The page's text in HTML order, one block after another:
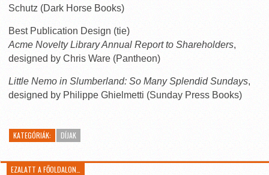
Schutz (Dark Horse Books)
Best Publication Design (tie)
Acme Novelty Library Annual Report to Shareholders,
designed by Chris Ware (Pantheon)
Little Nemo in Slumberland: So Many Splendid Sundays,
designed by Philippe Ghielmetti (Sunday Press Books)
KATEGÓRIÁK: DÍJAK
EZALATT A FŐOLDALON…